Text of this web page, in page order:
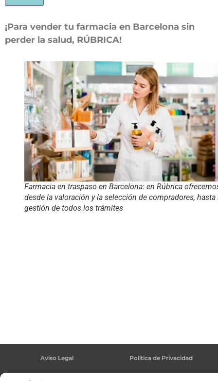
¡Para vender tu farmacia en Barcelona sin
perder la salud, RÚBRICA!
Farmacia en traspaso en Barcelona: en Rúbrica
desde la valoración y la selección de compradores, hasta
gestión de todos los trámites
Aviso Legal Política de Privacidad